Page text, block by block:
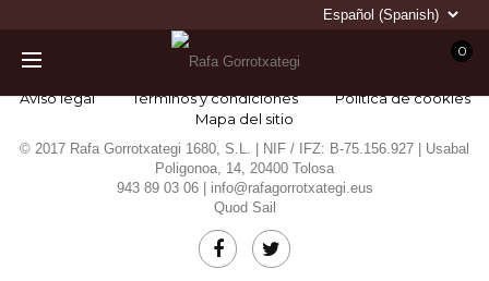
0
Aviso legal Términos y condiciones
Política de cookies
Mapa del sitio
© 2017 Rafa Gorrotxategi 1680, S.L. | NIF / IFZ: B-75.156.927 | Usabal
Poligonoa, 14, 20400 Tolosa
943 89 03 06 | info@rafagorrotxategi.eus
Quod Sail